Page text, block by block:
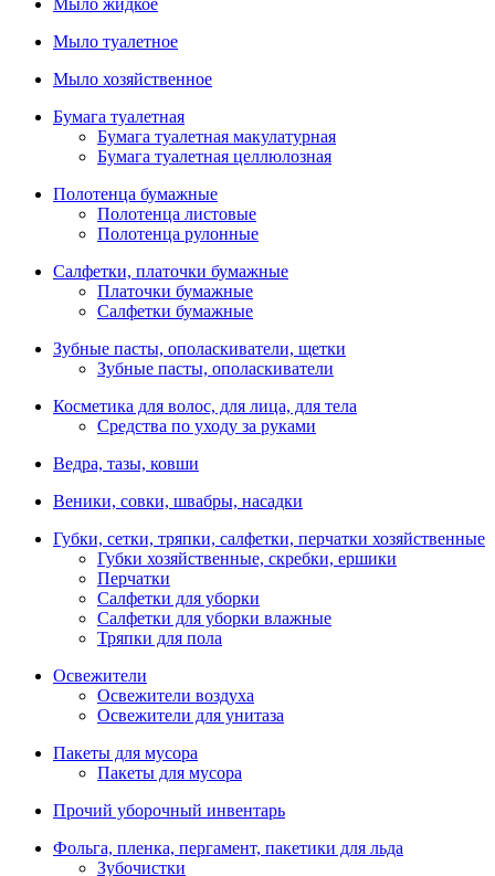
Мыло жидкое
Мыло туалетное
Мыло хозяйственное
Бумага туалетная
Бумага туалетная макулатурная
Бумага туалетная целлюлозная
Полотенца бумажные
Полотенца листовые
Полотенца рулонные
Салфетки, платочки бумажные
Платочки бумажные
Салфетки бумажные
Зубные пасты, ополаскиватели, щетки
Зубные пасты, ополаскиватели
Косметика для волос, для лица, для тела
Средства по уходу за руками
Ведра, тазы, ковши
Веники, совки, швабры, насадки
Губки, сетки, тряпки, салфетки, перчатки хозяйственные
Губки хозяйственные, скребки, ершики
Перчатки
Салфетки для уборки
Салфетки для уборки влажные
Тряпки для пола
Освежители
Освежители воздуха
Освежители для унитаза
Пакеты для мусора
Пакеты для мусора
Прочий уборочный инвентарь
Фольга, пленка, пергамент, пакетики для льда
Зубочистки